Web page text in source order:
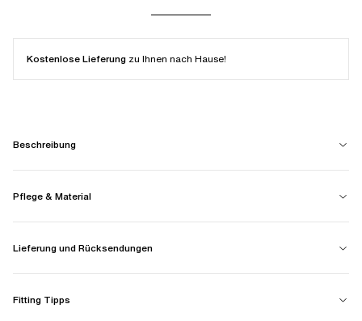
Kostenlose Lieferung zu Ihnen nach Hause!
Beschreibung
Pflege & Material
Lieferung und Rücksendungen
Fitting Tipps